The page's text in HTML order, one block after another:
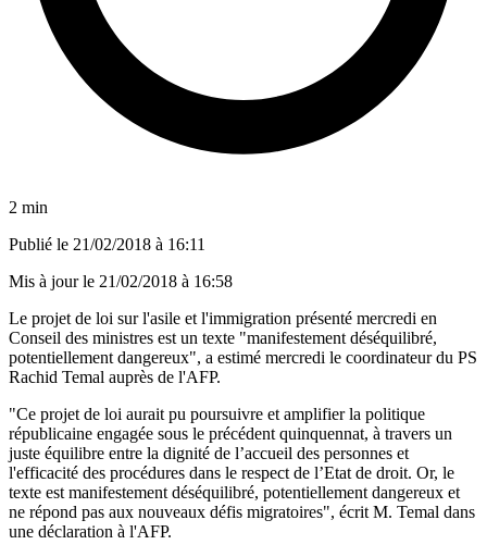
2 min
Publié le 21/02/2018 à 16:11
Mis à jour le 21/02/2018 à 16:58
Le projet de loi sur l'asile et l'immigration présenté mercredi en
Conseil des ministres est un texte "manifestement déséquilibré,
potentiellement dangereux", a estimé mercredi le coordinateur du PS
Rachid Temal auprès de l'AFP.
"Ce projet de loi aurait pu poursuivre et amplifier la politique
républicaine engagée sous le précédent quinquennat, à travers un
juste équilibre entre la dignité de l’accueil des personnes et
l'efficacité des procédures dans le respect de l’Etat de droit. Or, le
texte est manifestement déséquilibré, potentiellement dangereux et
ne répond pas aux nouveaux défis migratoires", écrit M. Temal dans
une déclaration à l'AFP.